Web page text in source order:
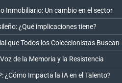
Inmobiliario: Un cambio en el sector
¿Qué implicaciones tiene?
que Todos los Coleccionistas Buscan
de la Memoria y la Resistencia
¿Cómo Impacta la IA en el Talento?